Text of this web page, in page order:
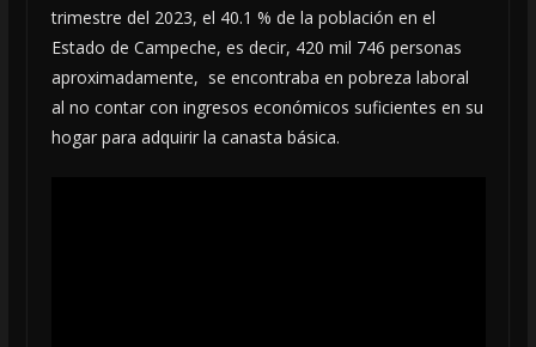
trimestre del 2023, el 40.1 % de la población en el
Estado de Campeche, es decir, 420 mil 746 personas
aproximadamente, se encontraba en pobreza laboral
al no contar con ingresos económicos suficientes en su
hogar para adquirir la canasta básica.